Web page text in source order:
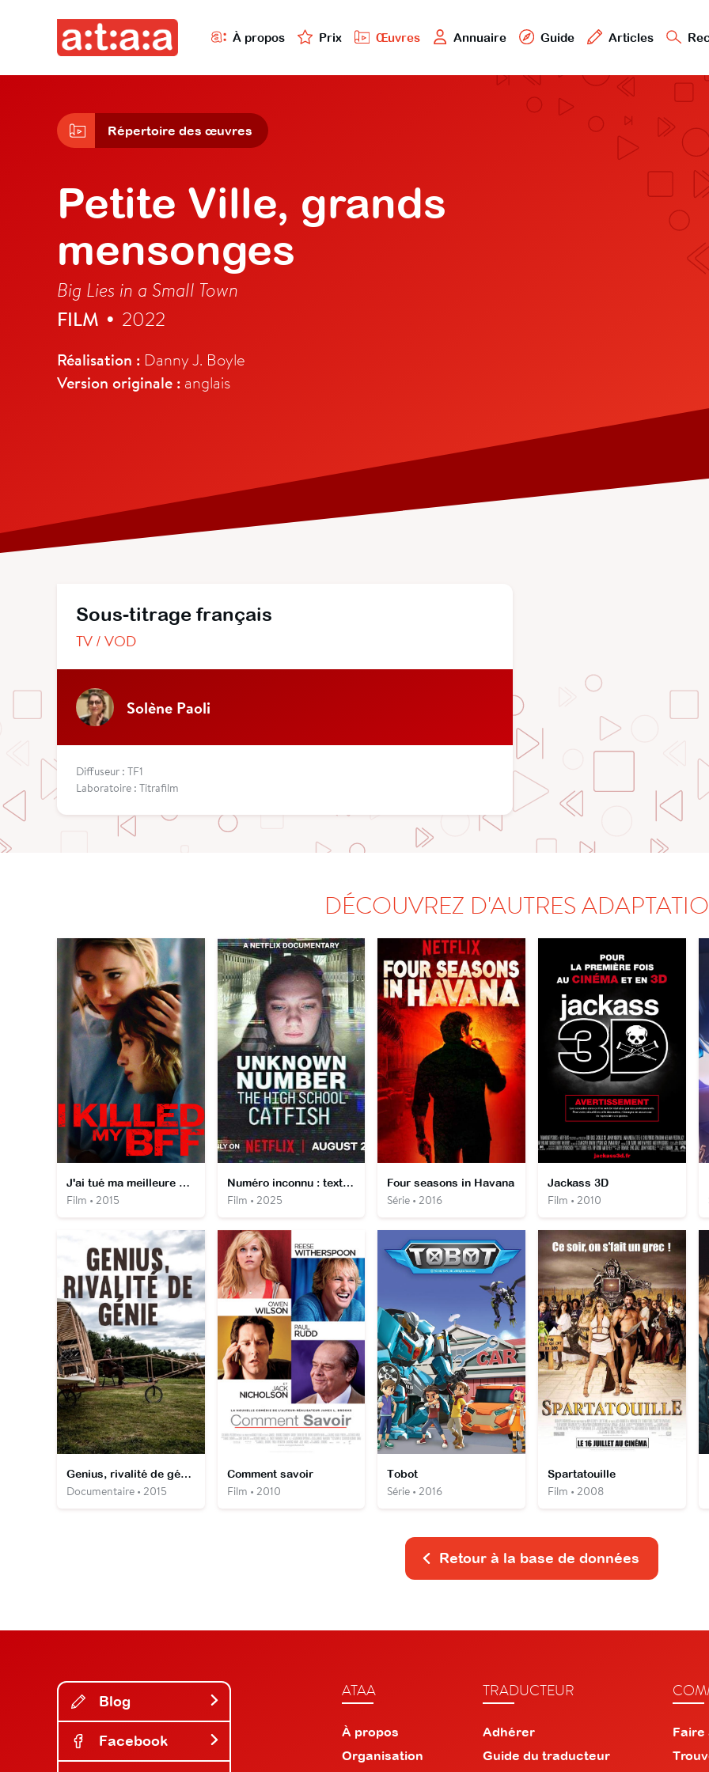
À propos Prix Œuvres Annuaire Guide Articles
Répertoire des œuvres
Petite Ville, grands
mensonges
Big Lies in a Small Town
FILM • 2022
Réalisation : Danny J. Boyle
Version originale : anglais
Sous-titrage français
TV / VOD
Solène Paoli
Diffuseur : TF1
Laboratoire : Titrafilm
DÉCOUVREZ D'AUTRES
J'ai tué ma meilleure amie
Film • 2015
Numéro inconnu : textos toxiques au lycée
Film • 2025
Four seasons in Havana
Série • 2016
Jackass 3D
Film • 2010
Genius, rivalité de génie
Documentaire • 2015
Comment savoir
Film • 2010
Tobot
Série • 2016
Spartatouille
Film • 2008
Retour à la base de données
Blog
Facebook
ATAA
À propos
Organisation
TRADUCTEUR
Adhérer
Guide du traducteur